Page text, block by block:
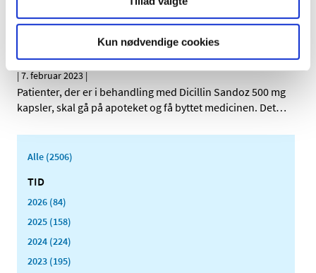
Kun nødvendige cookies
Antibiotikalægemidlet Dicillin fra firmaet
Sandoz tilbagekaldes
| 7. februar 2023 |
Patienter, der er i behandling med Dicillin Sandoz 500 mg
kapsler, skal gå på apoteket og få byttet medicinen. Det…
Alle (2506)
TID
2026 (84)
2025 (158)
2024 (224)
2023 (195)